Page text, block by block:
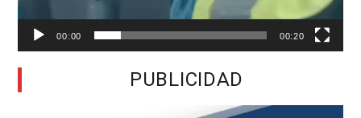
00:00 00:20
PUBLICIDAD